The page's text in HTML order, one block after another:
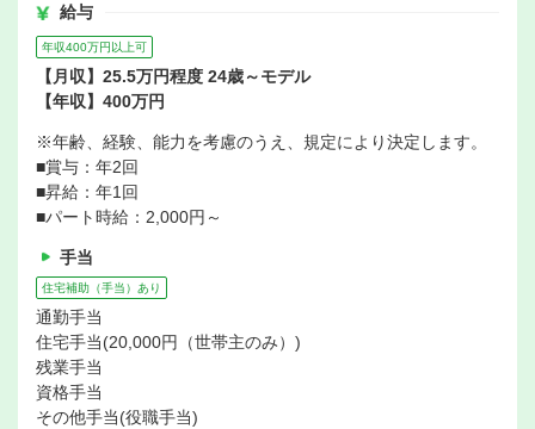
給与
年収400万円以上可
【月収】25.5万円程度 24歳～モデル
【年収】400万円
※年齢、経験、能力を考慮のうえ、規定により決定します。
■賞与：年2回
■昇給：年1回
■パート時給：2,000円～
手当
住宅補助（手当）あり
通勤手当
住宅手当(20,000円（世帯主のみ）)
残業手当
資格手当
その他手当(役職手当)